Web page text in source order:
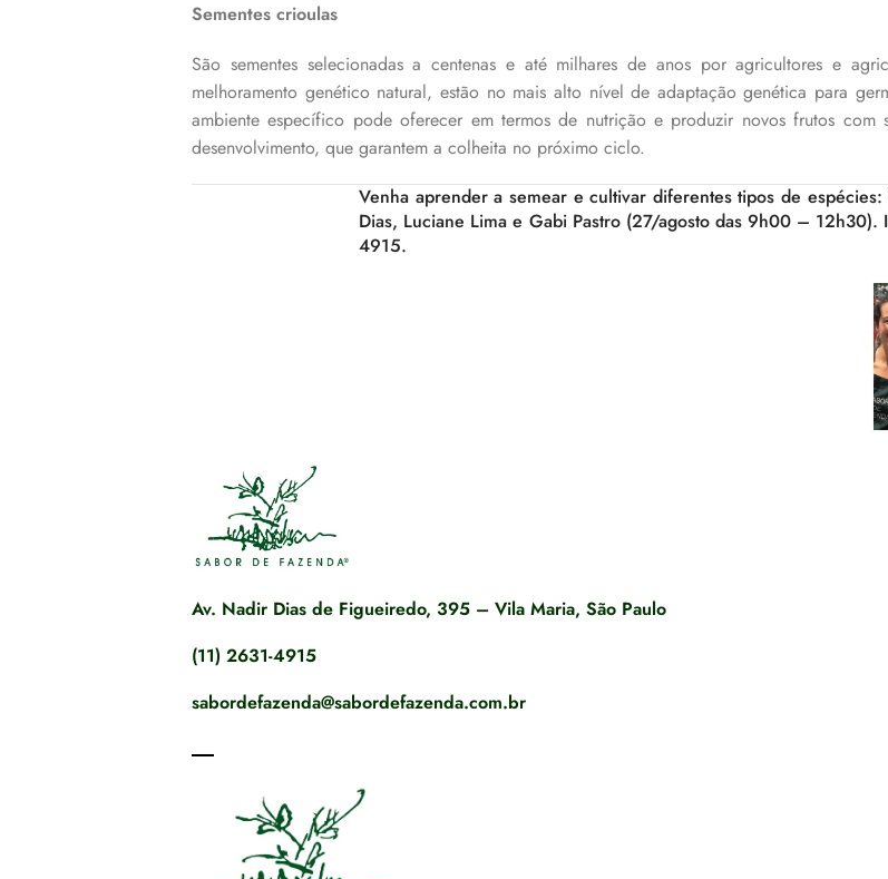
Sementes crioulas
São sementes selecionadas a centenas e até milhares de anos por agricultores e
melhoramento genético natural, estão no mais alto nível de adaptação genética para
ambiente específico pode oferecer em termos de nutrição e produzir novos frutos com
desenvolvimento, que garantem a colheita no próximo ciclo.
Venha aprender a semear e cultivar diferentes tipos de espécies:
Dias, Luciane Lima e Gabi Pastro (27/agosto das 9h00 – 12h30).
4915.
Av. Nadir Dias de Figueiredo, 395 – Vila Maria, São Paulo
(11) 2631-4915
sabordefazenda@sabordefazenda.com.br